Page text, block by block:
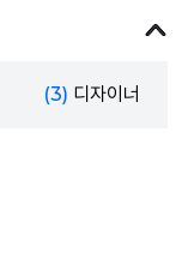
(3) 디자이너